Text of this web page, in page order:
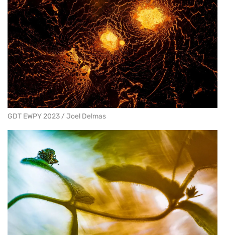
GDT EWPY 2023 / Joel Delmas